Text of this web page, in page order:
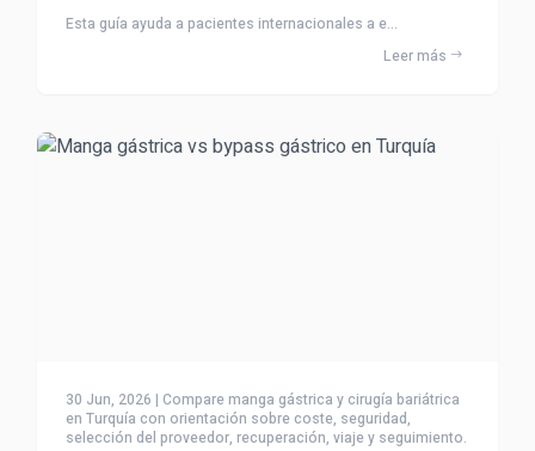
Esta guía ayuda a pacientes internacionales a e...
Leer más
30 Jun, 2026 | Compare manga gástrica y cirugía bariátrica
en Turquía con orientación sobre coste, seguridad,
selección del proveedor, recuperación, viaje y seguimiento.